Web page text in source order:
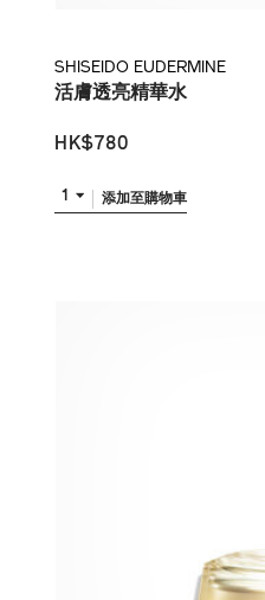
SHISEIDO EUDERMINE
活膚透亮精華水
HK$780
1 添加至購物車